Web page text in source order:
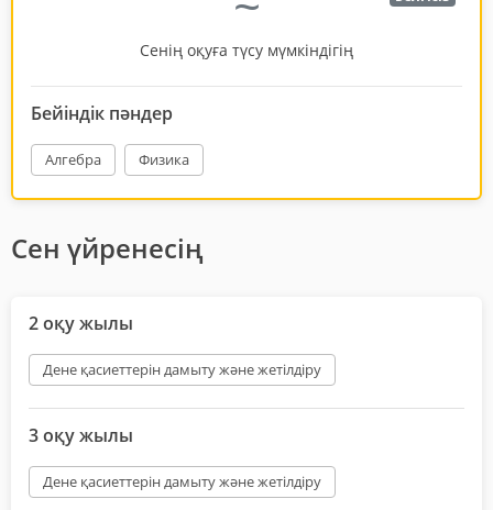
Сенің оқуға түсу мүмкіндігің
Бейіндік пәндер
Алгебра Физика
Сен үйренесің
2 оқу жылы
Дене қасиеттерін дамыту және жетілдіру
3 оқу жылы
Дене қасиеттерін дамыту және жетілдіру